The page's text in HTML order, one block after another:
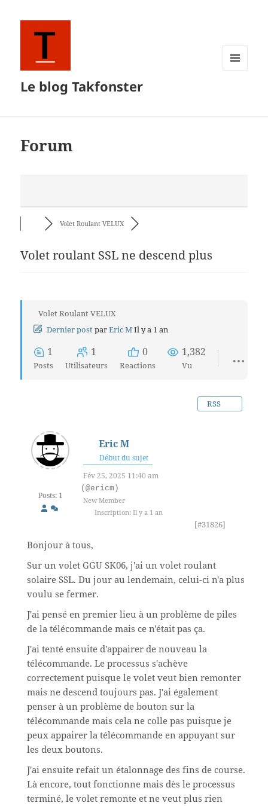
Le blog Takfonster
Forum
Volet Roulant VELUX
Volet roulant SSL ne descend plus
Volet Roulant VELUX
Dernier postparEric MIl y a 1 an
1
Posts
1
Utilisateurs
0
Reactions
1,382
Vu
RSS
Posts: 1
Eric M
Début du sujet
Fév 25, 2025 11:40 am
(@ericm)
New Member
Inscription: Il y a 1 an
[#31826]
Bonjour à tous,
Sur un volet GGU SK06, j'ai un volet roulant
solaire SSL. Du jour au lendemain, celui-ci n'a plus
voulu se fermer.
J'ai pensé en premier lieu à un problème de piles
de la télécommande mais ce n'était pas ça.
J'ai tenté ensuite d'appairer de nouveau la
télécommande. Le processus s'achève
correctement puisque le volet veut bien remonter
mais ne descend toujours pas. J'ai également
penser à un problème de bouton sur la
télécommande mais cela ne colle pas puisque je
peux appairer la télécommande en appuyant sur
les deux boutons.
J'ai ensuite refait un étalonnage des fins de course.
Là encore, tout fonctionne mais dès le processus
terminé, le volet remonte et ne veut plus rien